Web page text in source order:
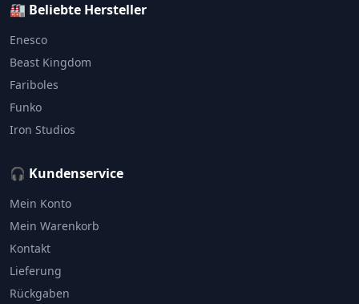
🏭 Beliebte Hersteller
Enesco
Beast Kingdom
Fariboles
Funko
Iron Studios
🎧 Kundenservice
Mein Konto
Mein Warenkorb
Kontakt
Lieferung
Rückgaben